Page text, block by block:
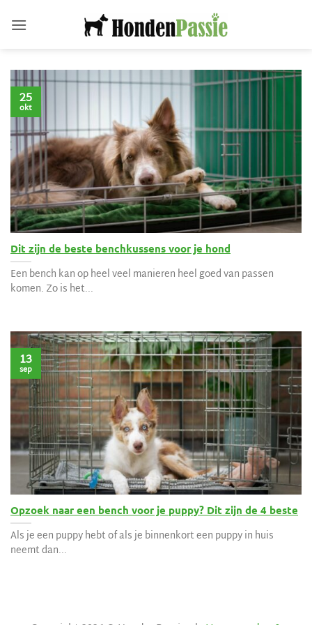
naar
Dit zijn de beste benchkussens voor je hond
Een bench kan op heel veel manieren heel goed van passen
komen. Zo is het...
25
okt
Opzoek naar een bench voor je puppy? Dit zijn de 4 beste
Als je een puppy hebt of als je binnenkort een puppy in huis
neemt dan...
13
sep